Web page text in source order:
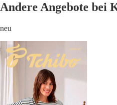
Andere Angebote bei
neu